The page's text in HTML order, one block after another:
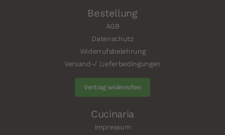
Bestellung
AGB
Datenschutz
Widerrufsbelehrung
Versand-/ Lieferbedingungen
Vertrag widerrufen
Cucinaria
Impressum